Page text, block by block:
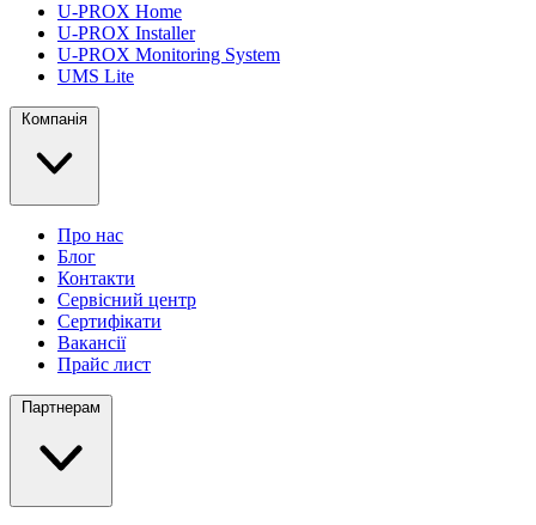
U-PROX Home
U-PROX Installer
U-PROX Monitoring System
UMS Lite
Компанія
Про нас
Блог
Контакти
Сервісний центр
Сертифікати
Вакансії
Прайс лист
Партнерам